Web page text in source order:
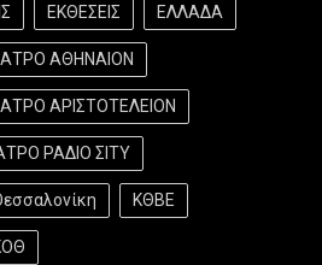
ΕΚΘΕΣΕΙΣ ΕΛΛΑΔΑ
ΑΘΗΝΑΙΟΝ
ΑΡΙΣΤΟΤΕΛΕΙΟΝ
ΡΑΔΙΟ ΣΙΤΥ
ΚΘΒΕ